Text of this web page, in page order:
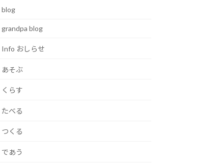
blog
grandpa blog
Info おしらせ
あそぶ
くらす
たべる
つくる
であう